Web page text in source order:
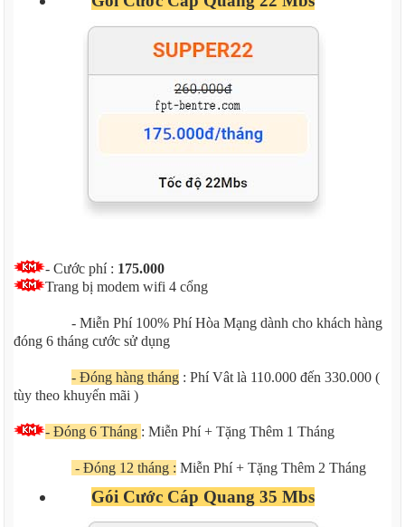
- Cước phí : 175.000
Trang bị modem wifi 4 cổng
- Miễn Phí 100% Phí Hòa Mạng dành cho khách hàng
đóng 6 tháng cước sử dụng
- Đóng hàng tháng : Phí Vât là 110.000 đến 330.000 (
tùy theo khuyến mãi )
- Đóng 6 Tháng : Miễn Phí + Tặng Thêm 1 Tháng
- Đóng 12 tháng : Miễn Phí + Tặng Thêm 2 Tháng
Gói Cước Cáp Quang 35 Mbs